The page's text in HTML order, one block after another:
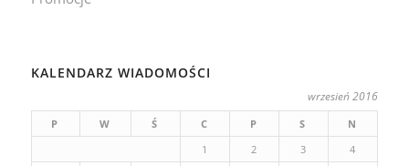
KALENDARZ WIADOMOŚCI
wrzesień 2016
P W Ś C P S
N
1
2 3
4